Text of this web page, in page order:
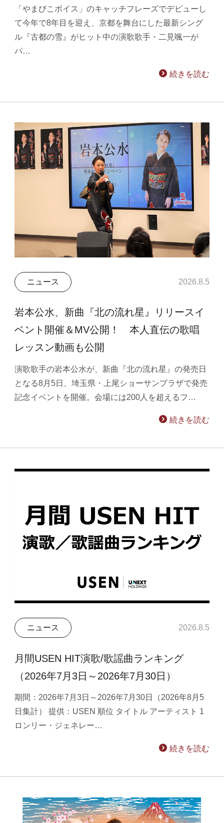
「やまびこボイス」のキャッチフレーズでデビューし
て今年で8年目を迎え、京都を舞台にした最新シング
ル『古都の雪』がヒット中の演歌歌手・二見颯一が
パ…
続きを読む
ニュース 2026.8.5
岩本公水、新曲『北の流れ星』リリースイ
ベント開催＆MV公開！ 本人直伝の歌唱
レッスン動画も公開
演歌歌手の岩本公水が、新曲『北の流れ星』の発売日
となる8月5日、埼玉県・上尾ショーサンプラザで発売
記念イベントを開催。会場には200人を超えるフ…
続きを読む
ニュース 2026.8.5
月間USEN HIT演歌/歌謡曲ランキング
（2026年7月3日～2026年7月30日）
期間：2026年7月3日～2026年7月30日（2026年8月5
日集計） 提供：USEN 順位 タイトル アーティスト 1
ロンリー・ジェネレー…
続きを読む